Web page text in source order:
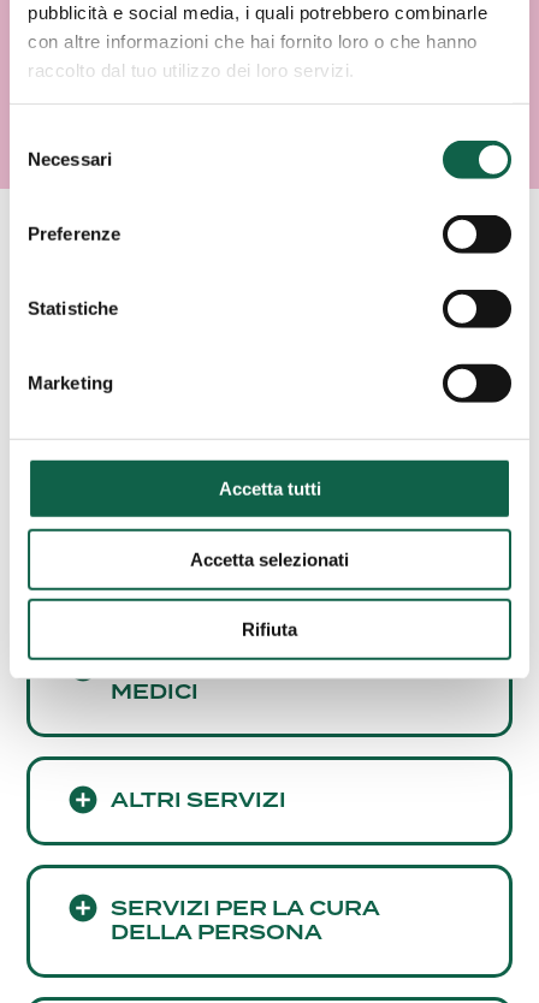
pubblicità e social media, i quali potrebbero combinarle
con altre informazioni che hai fornito loro o che hanno
raccolto dal tuo utilizzo dei loro servizi.
del
consenso
Necessari
Preferenze
Statistiche
Marketing
Accetta tutti
Accetta selezionati
Rifiuta
SCREENING
CARDIOVASCOLARE
CONSULENZE E SERVIZI
MEDICI
ALTRI SERVIZI
SERVIZI PER LA CURA
DELLA PERSONA